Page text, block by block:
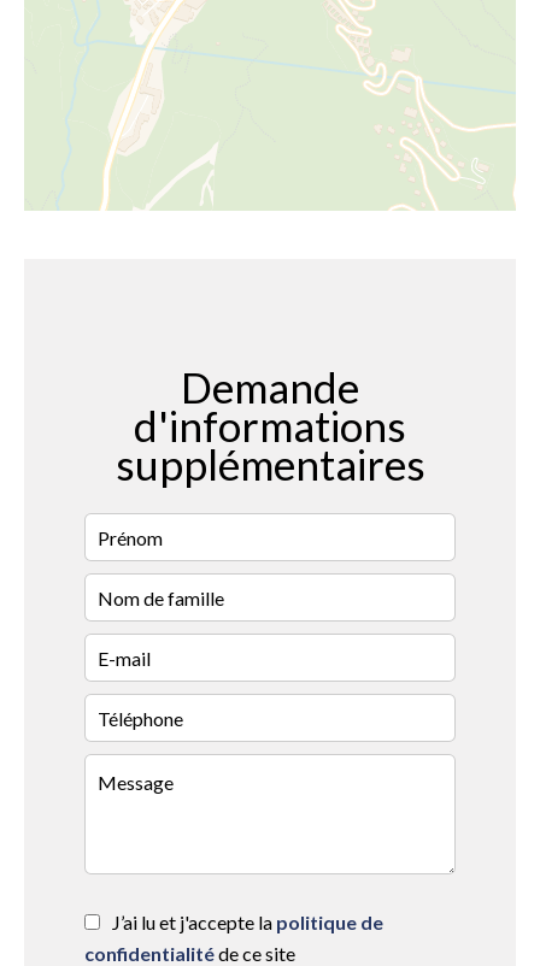
Demande
d'informations
supplémentaires
J’ai lu et j'accepte la politique de
confidentialitéde ce site